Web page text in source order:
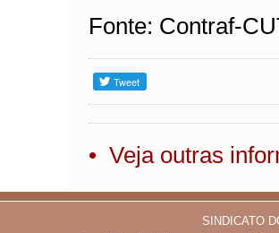
Fonte: Contraf-
• Veja outras
SINDICATO